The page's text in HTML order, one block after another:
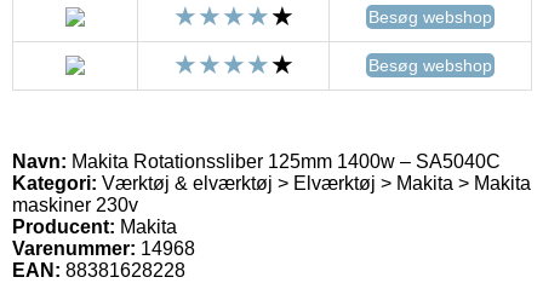
Besøg webshop
Besøg webshop
Navn: Makita Rotationssliber 125mm 1400w – SA5040C
Kategori: Værktøj & elværktøj > Elværktøj > Makita > Makita
maskiner 230v
Producent: Makita
Varenummer: 14968
EAN: 88381628228